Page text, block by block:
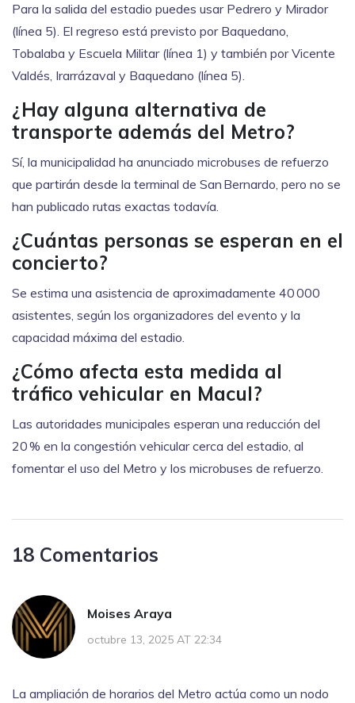
Para la salida del estadio puedes usar Pedrero y Mirador
(línea 5). El regreso está previsto por Baquedano,
Tobalaba y Escuela Militar (línea 1) y también por Vicente
Valdés, Irarrázaval y Baquedano (línea 5).
¿Hay alguna alternativa de
transporte además del Metro?
Sí, la municipalidad ha anunciado microbuses de refuerzo
que partirán desde la terminal de San Bernardo, pero no se
han publicado rutas exactas todavía.
¿Cuántas personas se esperan en el
concierto?
Se estima una asistencia de aproximadamente 40 000
asistentes, según los organizadores del evento y la
capacidad máxima del estadio.
¿Cómo afecta esta medida al
tráfico vehicular en Macul?
Las autoridades municipales esperan una reducción del
20 % en la congestión vehicular cerca del estadio, al
fomentar el uso del Metro y los microbuses de refuerzo.
18 Comentarios
Moises Araya
octubre 13, 2025 AT 22:34
La ampliación de horarios del Metro actúa como un nodo